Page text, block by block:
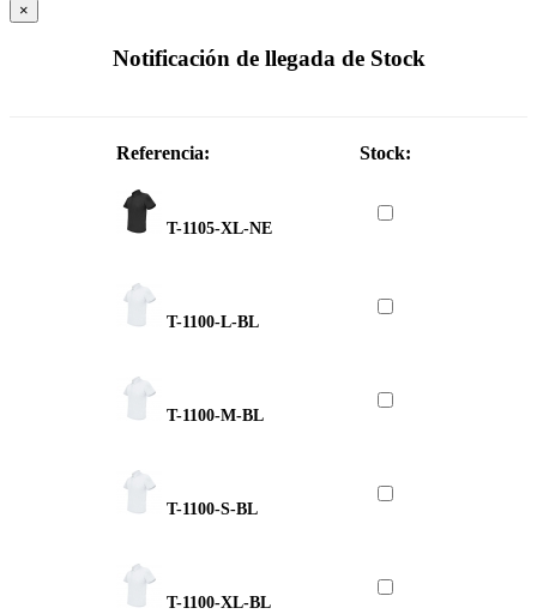
×
Notificación de llegada de Stock
Referencia: Stock:
T-1105-XL-NE
T-1100-L-BL
T-1100-M-BL
T-1100-S-BL
T-1100-XL-BL